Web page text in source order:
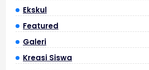
Ekskul
Featured
Galeri
Kreasi Siswa